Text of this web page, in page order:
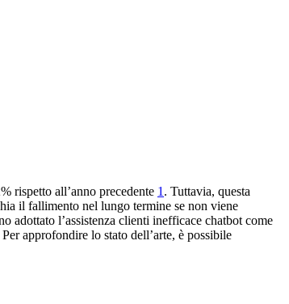
rispetto all’anno precedente 1. Tuttavia, questa
il fallimento nel lungo termine se non viene
adottato l’assistenza clienti inefficace chatbot come
approfondire lo stato dell’arte, è possibile